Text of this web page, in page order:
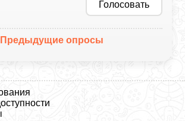
Голосовать
Предыдущие опросы